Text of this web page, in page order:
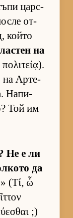
цар­с­
от­
който
на
на Ар­те­
На­пи­
Той им
Не е ли
да
» (Τί, ὦ
;)